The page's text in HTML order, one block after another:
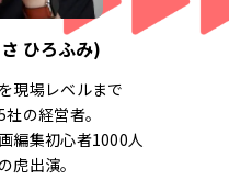
ひろふみ)
現場レベルまで
の経営者。
編集初心者1000人
虎出演。